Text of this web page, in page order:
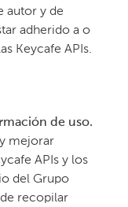
autor y de
adherido a o
Keycafe APIs.
de uso.
mejorar
APIs y los
del Grupo
recopilar